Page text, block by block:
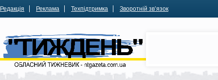
Редакція Реклама Техпідтримка Зворотній зв’язок